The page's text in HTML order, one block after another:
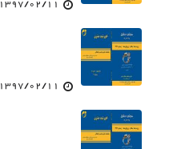
1397/02/11
1397/02/11